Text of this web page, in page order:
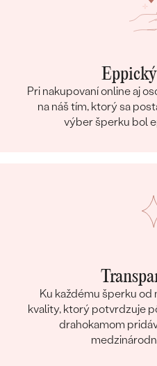
Pri nakupovaní online aj
na náš tím, ktorý sa
výber šperku bol
Ku každému šperku
kvality, ktorý potvrdzuje
drahokamom